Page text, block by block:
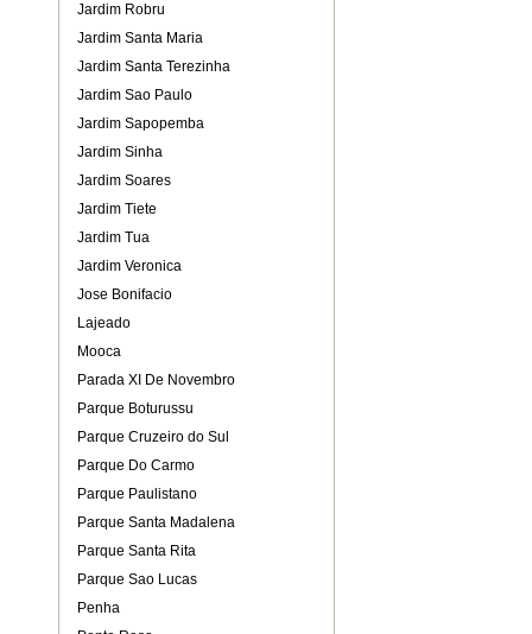
Jardim Robru
Jardim Santa Maria
Jardim Santa Terezinha
Jardim Sao Paulo
Jardim Sapopemba
Jardim Sinha
Jardim Soares
Jardim Tiete
Jardim Tua
Jardim Veronica
Jose Bonifacio
Lajeado
Mooca
Parada XI De Novembro
Parque Boturussu
Parque Cruzeiro do Sul
Parque Do Carmo
Parque Paulistano
Parque Santa Madalena
Parque Santa Rita
Parque Sao Lucas
Penha